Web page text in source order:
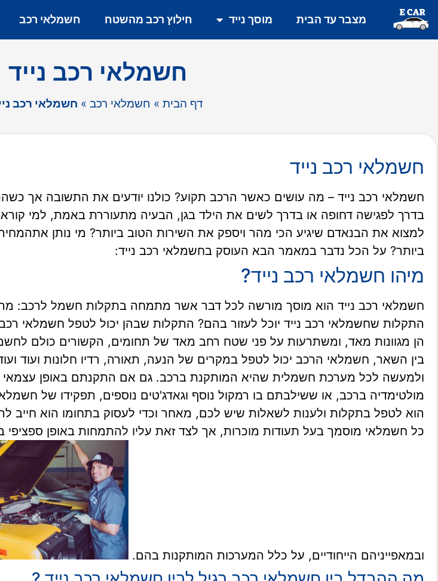
מצבר עד הבית מוסך נייד חילוץ רכב מהשטח חשמלאי רכב
חשמלאי רכב נייד
דף הבית » חשמלאי רכב » חשמלאי רכב
חשמלאי רכב נייד
חשמלאי רכב נייד – מה עושים כאשר הרכב תקוע? כולנו יודעים את התשובה אך
בדרך לפגישה דחופה או בדרך לשים את הילד בגן, הבעיה מתעוררת באמת, למי
למצוא את הבנאדם שיגיע הכי מהר ויספק את השירות הטוב ביותר? מי נותן
ביותר? על הכל נדבר במאמר הבא העוסק בחשמלאי רכב נייד:
מיהו חשמלאי רכב נייד?
חשמלאי רכב נייד הוא מוסך מורשה לכל דבר אשר מתמחה בתקלות חשמל לרכב:
התקלות שחשמלאי רכב נייד יוכל לעזור בהם? התקלות שבהן יכול לטפל חשמלאי
הן מגוונות מאד, ומשתרעות על פני שטח רחב מאד של תחומים, הקשורים כולם
בין השאר, חשמלאי הרכב יכול לטפל במקרים של הנעה, תאורה, רדיו חלונות ועוד
ולמעשה לכל מערכת חשמלית שהיא המותקנת ברכב. גם אם התקנתם באופן
מולטימדיה ברכב, או ששילבתם בו רמקול נוסף וגאדג'טים נוספים, תפקידו של
הוא לטפל בתקלות ולענות לשאלות שיש לכם, מאחר וכדי לעסוק בתחומו הוא חייב
כל חשמלאי מוסמך בעל תעודות מוכרות, אך לצד זאת עליו להתמחות באופן ספציפי
ובמאפייניהם הייחודיים, על כלל המערכות המותקנות בהם.